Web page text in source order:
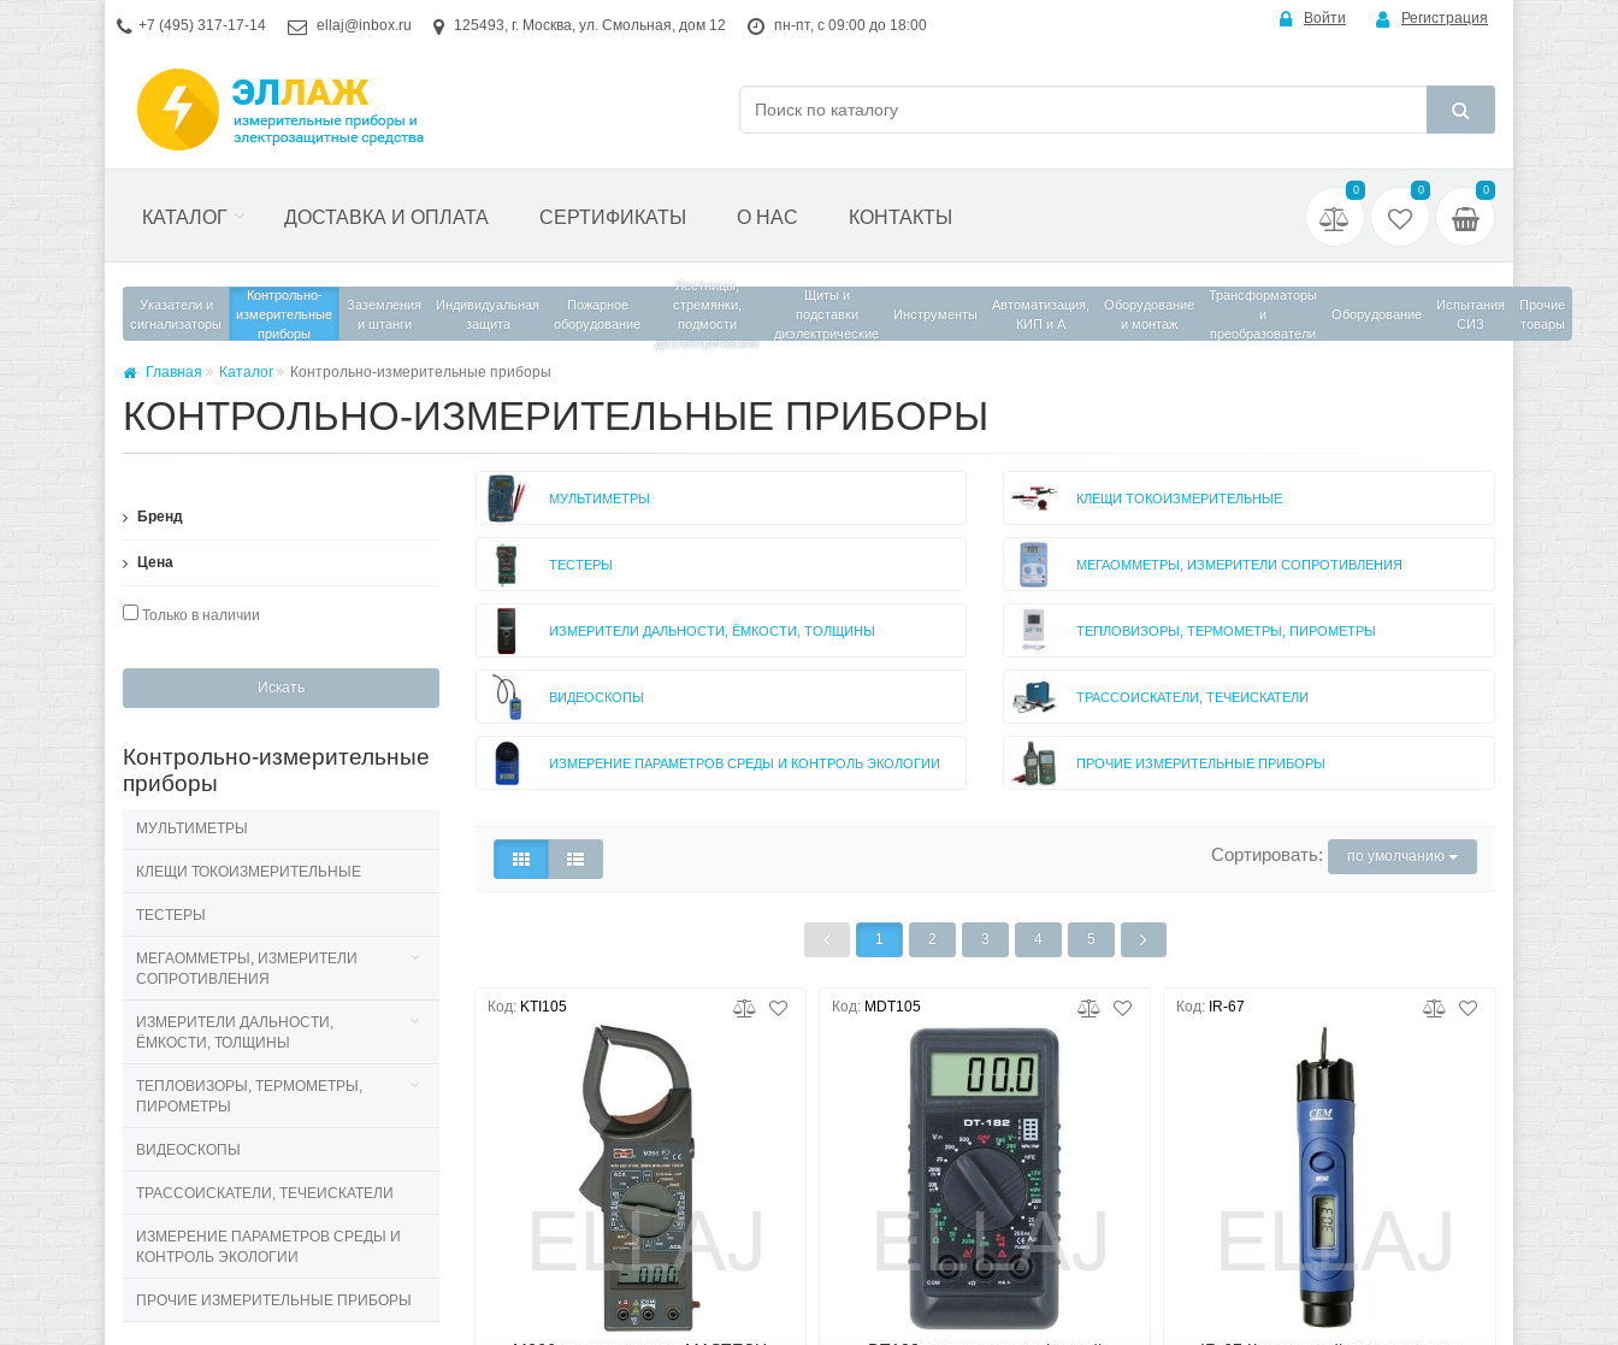
+7 (495) 317-17-14 ellaj@inbox.ru 125493, г. Москва, ул. Смольная, дом 12 пн-пт, с 09:00 до 18:00 Войти Регистрация
КАТАЛОГ ДОСТАВКА И ОПЛАТА СЕРТИФИКАТЫ О НАС КОНТАКТЫ
0 0 0
Указатели и
сигнализаторы
Контрольно-
измерительные
приборы
Заземления
и штанги
Индивидуальная
защита
Пожарное
оборудование
Лестницы,
стремянки,
подмости
диэлектрические
Щиты и
подставки
диэлектрические
Инструменты
Автоматизация,
КИП и А
Оборудование
и монтаж
Трансформаторы
и
преобразователи
Оборудование
Испытания
СИЗ
Прочие
товары
Главная Каталог Контрольно-измерительные приборы
КОНТРОЛЬНО-ИЗМЕРИТЕЛЬНЫЕ ПРИБОРЫ
Бренд
Цена
Только в наличии
Искать
Контрольно-измерительные
приборы
МУЛЬТИМЕТРЫ
КЛЕЩИ ТОКОИЗМЕРИТЕЛЬНЫЕ
ТЕСТЕРЫ
МЕГАОММЕТРЫ, ИЗМЕРИТЕЛИ
СОПРОТИВЛЕНИЯ
ИЗМЕРИТЕЛИ ДАЛЬНОСТИ,
ЁМКОСТИ, ТОЛЩИНЫ
ТЕПЛОВИЗОРЫ, ТЕРМОМЕТРЫ,
ПИРОМЕТРЫ
ВИДЕОСКОПЫ
ТРАССОИСКАТЕЛИ, ТЕЧЕИСКАТЕЛИ
ИЗМЕРЕНИЕ ПАРАМЕТРОВ СРЕДЫ И
КОНТРОЛЬ ЭКОЛОГИИ
ПРОЧИЕ ИЗМЕРИТЕЛЬНЫЕ ПРИБОРЫ
МУЛЬТИМЕТРЫ КЛЕЩИ ТОКОИЗМЕРИТЕЛЬНЫЕ
ТЕСТЕРЫ МЕГАОММЕТРЫ, ИЗМЕРИТЕЛИ СОПРОТИВЛЕНИЯ
ИЗМЕРИТЕЛИ ДАЛЬНОСТИ, ЁМКОСТИ, ТОЛЩИНЫ ТЕПЛОВИЗОРЫ, ТЕРМОМЕТРЫ, ПИРОМЕТРЫ
ВИДЕОСКОПЫ ТРАССОИСКАТЕЛИ, ТЕЧЕИСКАТЕЛИ
ИЗМЕРЕНИЕ ПАРАМЕТРОВ СРЕДЫ И КОНТРОЛЬ ЭКОЛОГИИ ПРОЧИЕ ИЗМЕРИТЕЛЬНЫЕ ПРИБОРЫ
Сортировать: по умолчанию
1 2 3 4 5
Код: KTI105 Код: MDT105 Код: IR-67